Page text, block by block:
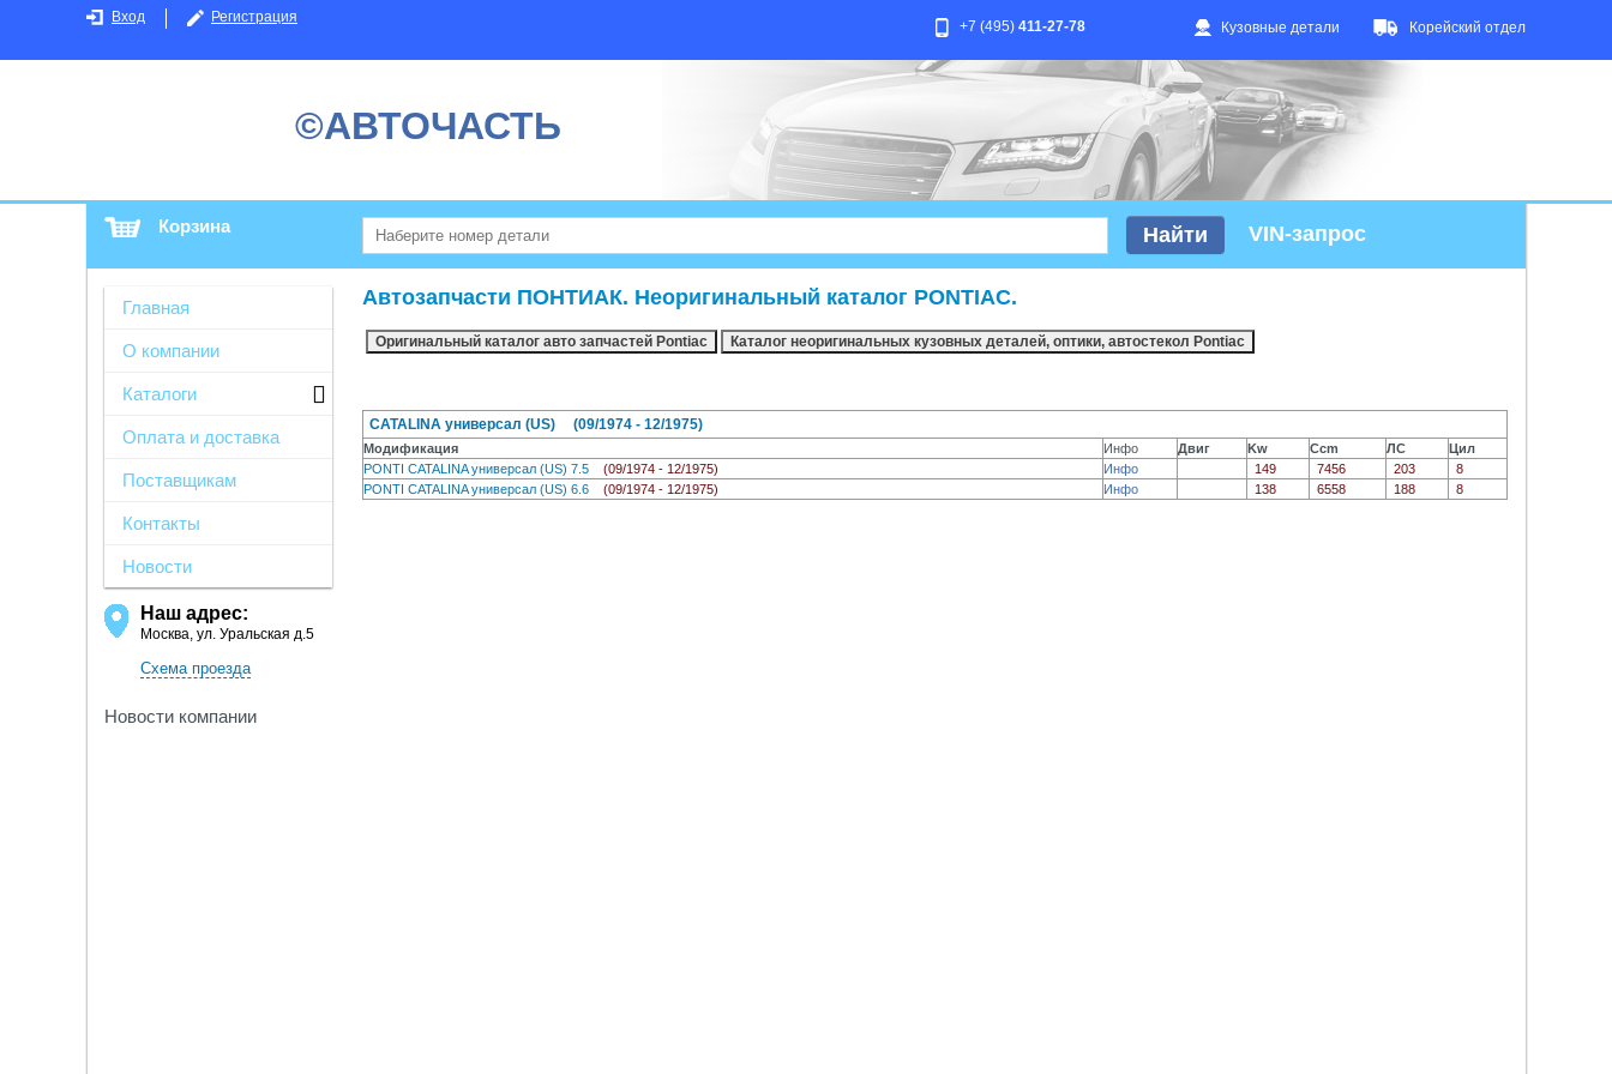
Вход Регистрация
Кузовные детали Корейский отдел
+7 (495) 411-27-78
©АВТОЧАСТЬ
Корзина VIN-запрос
Главная
О компании
Каталоги
Оплата и доставка
Поставщикам
Контакты
Новости
Наш адрес:
Москва, ул. Уральская д.5
Схема проезда
Новости компании
Автозапчасти ПОНТИАК. Неоригинальный каталог PONTIAC.
CATALINA универсал (US) (09/1974 - 12/1975)
Модификация Инфо Двиг Kw Ccm ЛС
Цил
PONTI CATALINA универсал (US) 7.5 (09/1974 - 12/1975) Инфо 149 7456 203
8
PONTI CATALINA универсал (US) 6.6 (09/1974 - 12/1975) Инфо 138 6558 188 8